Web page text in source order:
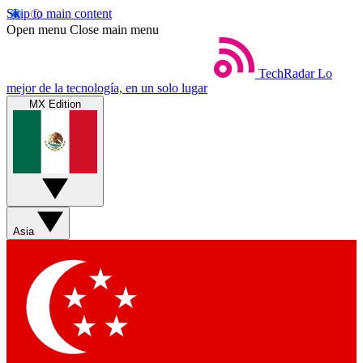
Skip to main content
Open menu Close main menu
TechRadar Lo
mejor de la tecnología, en un solo lugar
MX Edition
Asia